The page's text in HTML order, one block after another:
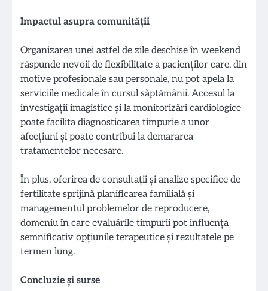
Impactul asupra comunității
Organizarea unei astfel de zile deschise în weekend
răspunde nevoii de flexibilitate a pacienților care, din
motive profesionale sau personale, nu pot apela la
serviciile medicale în cursul săptămânii. Accesul la
investigații imagistice și la monitorizări cardiologice
poate facilita diagnosticarea timpurie a unor
afecțiuni și poate contribui la demararea
tratamentelor necesare.
În plus, oferirea de consultații și analize specifice de
fertilitate sprijină planificarea familială și
managementul problemelor de reproducere,
domeniu în care evaluările timpurii pot influența
semnificativ opțiunile terapeutice și rezultatele pe
termen lung.
Concluzie și surse